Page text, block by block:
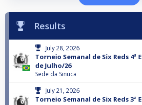
Results
July 28, 2026
Torneio Semanal de Six Reds 4ª
de Julho/26
Sede da Sinuca
July 21, 2026
Torneio Semanal de Six Reds 3ª